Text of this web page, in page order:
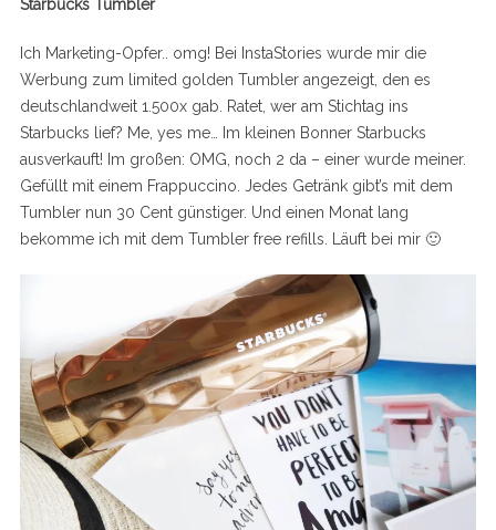
Starbucks Tumbler
Ich Marketing-Opfer.. omg! Bei InstaStories wurde mir die
Werbung zum limited golden Tumbler angezeigt, den es
deutschlandweit 1.500x gab. Ratet, wer am Stichtag ins
Starbucks lief? Me, yes me… Im kleinen Bonner Starbucks
ausverkauft! Im großen: OMG, noch 2 da – einer wurde meiner.
Gefüllt mit einem Frappuccino. Jedes Getränk gibt’s mit dem
Tumbler nun 30 Cent günstiger. Und einen Monat lang
bekomme ich mit dem Tumbler free refills. Läuft bei mir 🙂